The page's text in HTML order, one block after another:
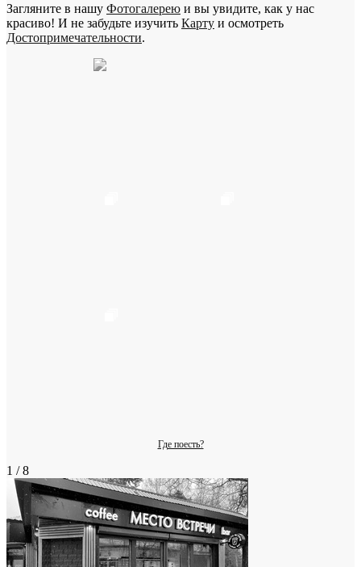
Загляните в нашу Фотогалерею и вы увидите, как у нас
красиво! И не забудьте изучить Карту и осмотреть
Достопримечательности.
Где поесть?
1 / 8